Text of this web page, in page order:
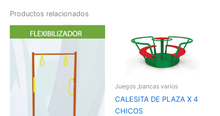
Productos relacionados
Juegos ,bancas varios
CALESITA DE PLAZA X 4
CHICOS